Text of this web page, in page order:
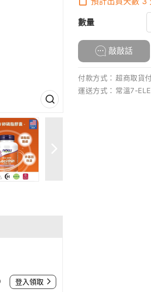
登入領取
數量
敲敲話
付款方式： 超商取貨
運送方式： 常溫7-